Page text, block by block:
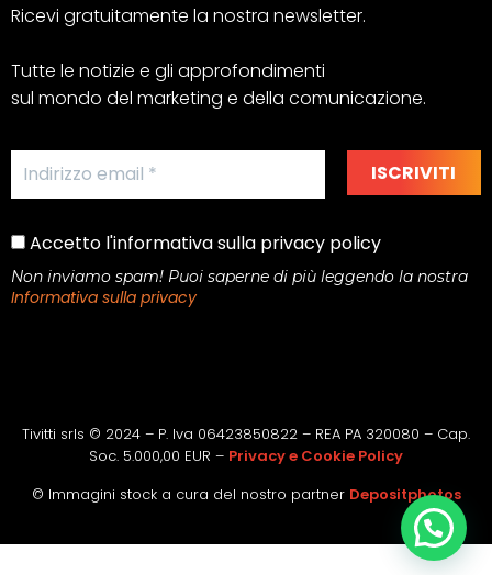
Ricevi gratuitamente la nostra newsletter.
Tutte le notizie e gli approfondimenti
sul mondo del marketing e della comunicazione.
Accetto l'informativa sulla privacy policy
Non inviamo spam! Puoi saperne di più leggendo la nostra
Informativa sulla privacy
Tivitti srls © 2024 – P. Iva 06423850822 – REA PA 320080 – Cap.
Soc. 5.000,00 EUR – Privacy e Cookie Policy
© Immagini stock a cura del nostro partner Depositphotos